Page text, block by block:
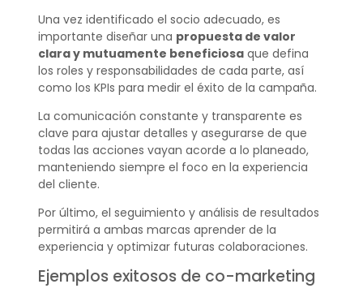
Una vez identificado el socio adecuado, es
importante diseñar una propuesta de valor
clara y mutuamente beneficiosaque defina
los roles y responsabilidades de cada parte, así
como los KPIs para medir el éxito de la campaña.
La comunicación constante y transparente es
clave para ajustar detalles y asegurarse de que
todas las acciones vayan acorde a lo planeado,
manteniendo siempre el foco en la experiencia
del cliente.
Por último, el seguimiento y análisis de resultados
permitirá a ambas marcas aprender de la
experiencia y optimizar futuras colaboraciones.
Ejemplos exitosos de co-marketing